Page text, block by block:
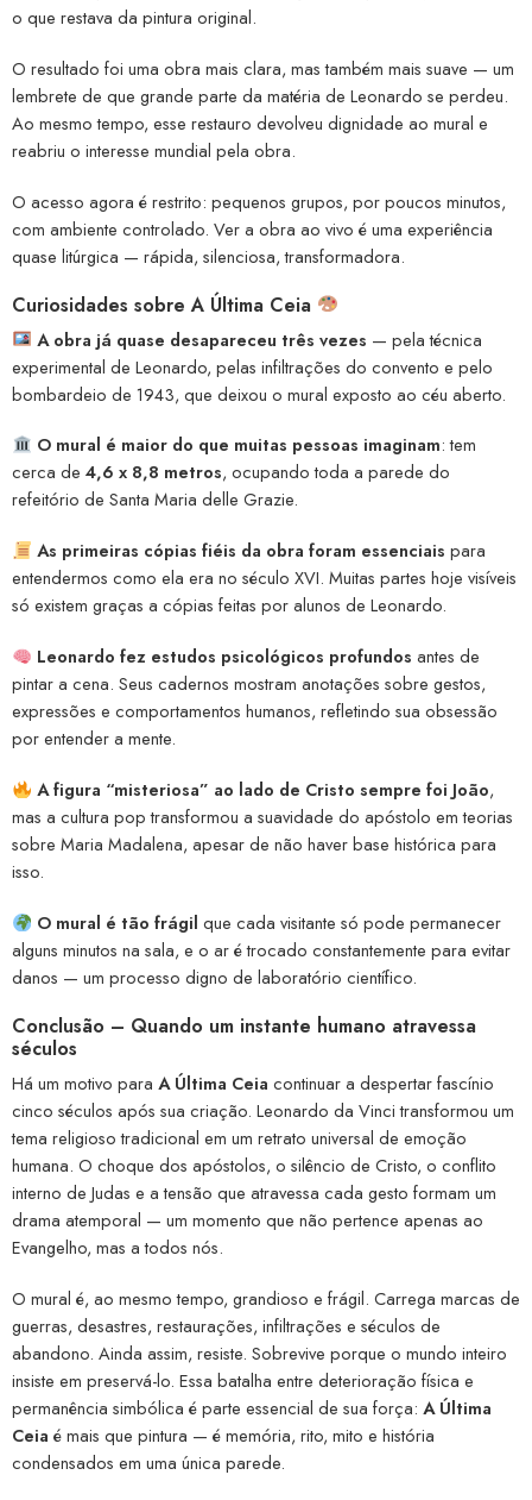
o que restava da pintura original.
O resultado foi uma obra mais clara, mas também mais suave — um
lembrete de que grande parte da matéria de Leonardo se perdeu.
Ao mesmo tempo, esse restauro devolveu dignidade ao mural e
reabriu o interesse mundial pela obra.
O acesso agora é restrito: pequenos grupos, por poucos minutos,
com ambiente controlado. Ver a obra ao vivo é uma experiência
quase litúrgica — rápida, silenciosa, transformadora.
Curiosidades sobre A Última Ceia
A obra já quase desapareceu três vezes — pela técnica
experimental de Leonardo, pelas infiltrações do convento e pelo
bombardeio de 1943, que deixou o mural exposto ao céu aberto.
O mural é maior do que muitas pessoas imaginam: tem
cerca de 4,6 x 8,8 metros, ocupando toda a parede do
refeitório de Santa Maria delle Grazie.
As primeiras cópias fiéis da obra foram essenciais para
entendermos como ela era no século XVI. Muitas partes hoje visíveis
só existem graças a cópias feitas por alunos de Leonardo.
Leonardo fez estudos psicológicos profundos antes de
pintar a cena. Seus cadernos mostram anotações sobre gestos,
expressões e comportamentos humanos, refletindo sua obsessão
por entender a mente.
A figura “misteriosa” ao lado de Cristo sempre foi João,
mas a cultura pop transformou a suavidade do apóstolo em teorias
sobre Maria Madalena, apesar de não haver base histórica para
isso.
O mural é tão frágil que cada visitante só pode permanecer
alguns minutos na sala, e o ar é trocado constantemente para evitar
danos — um processo digno de laboratório científico.
Conclusão – Quando um instante humano atravessa
séculos
Há um motivo para A Última Ceia continuar a despertar fascínio
cinco séculos após sua criação. Leonardo da Vinci transformou um
tema religioso tradicional em um retrato universal de emoção
humana. O choque dos apóstolos, o silêncio de Cristo, o conflito
interno de Judas e a tensão que atravessa cada gesto formam um
drama atemporal — um momento que não pertence apenas ao
Evangelho, mas a todos nós.
O mural é, ao mesmo tempo, grandioso e frágil. Carrega marcas de
guerras, desastres, restaurações, infiltrações e séculos de
abandono. Ainda assim, resiste. Sobrevive porque o mundo inteiro
insiste em preservá-lo. Essa batalha entre deterioração física e
permanência simbólica é parte essencial de sua força: A Última
Ceia é mais que pintura — é memória, rito, mito e história
condensados em uma única parede.